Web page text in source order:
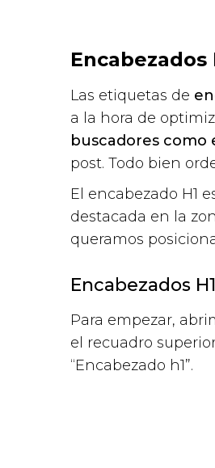
Encabezados
Las etiquetas de
a la hora de
buscadores
post. Todo bien
El encabezado H1
destacada en la
queramos
Encabezados
Para empezar,
el recuadro
“Encabezado h1”.